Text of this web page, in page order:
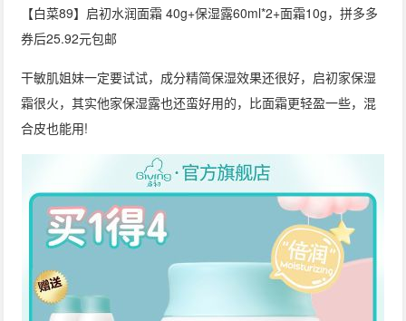
【白菜89】启初水润面霜 40g+保湿露60ml*2+面霜10g，拼多多
券后25.92元包邮
干敏肌姐妹一定要试试，成分精简保湿效果还很好，启初家保湿
霜很火，其实他家保湿露也还蛮好用的，比面霜更轻盈一些，混
合皮也能用!